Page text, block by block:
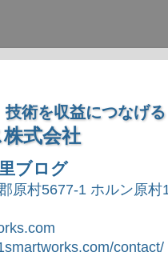
術を収益につなげる
式会社
ブログ
原村5677-1 ホルン原村
contact/